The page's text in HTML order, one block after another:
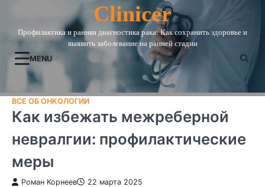
content
Clinicer
Профилактика и ранняя диагностика рака: Как сохранить здоровье и
выявить заболевание на ранней стадии
MENU
ВСЕ ОБ ОНКОЛОГИИ
Как избежать межреберной
невралгии: профилактические
меры
Роман Корнеев 22 марта 2025